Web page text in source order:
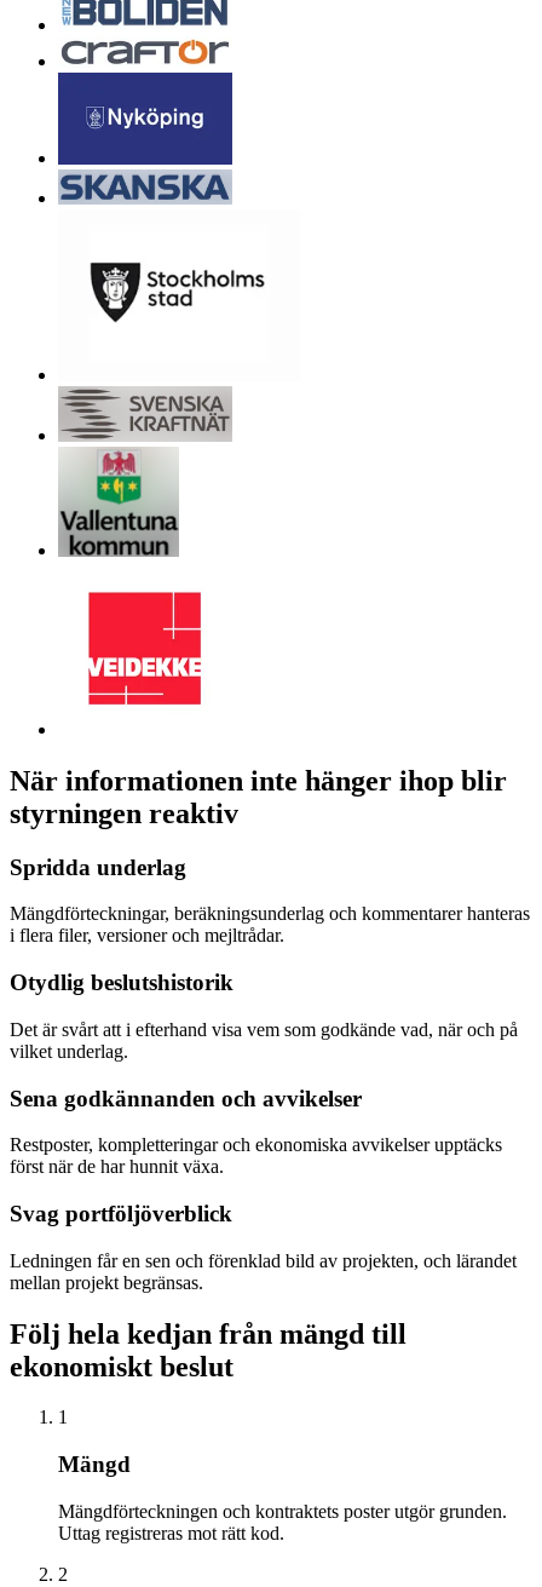
När informationen inte hänger ihop blir
styrningen reaktiv
Spridda underlag
Mängdförteckningar, beräkningsunderlag och kommentarer hanteras
i flera filer, versioner och mejltrådar.
Otydlig beslutshistorik
Det är svårt att i efterhand visa vem som godkände vad, när och på
vilket underlag.
Sena godkännanden och avvikelser
Restposter, kompletteringar och ekonomiska avvikelser upptäcks
först när de har hunnit växa.
Svag portföljöverblick
Ledningen får en sen och förenklad bild av projekten, och lärandet
mellan projekt begränsas.
Följ hela kedjan från mängd till
ekonomiskt beslut
1
Mängd
Mängdförteckningen och kontraktets poster utgör grunden.
Uttag registreras mot rätt kod.
2